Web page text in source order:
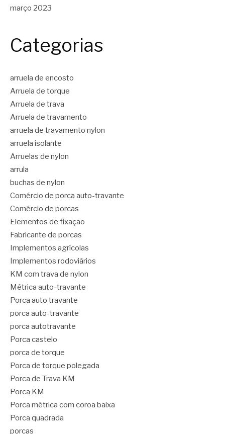
março 2023
Categorias
arruela de encosto
Arruela de torque
Arruela de trava
Arruela de travamento
arruela de travamento nylon
arruela isolante
Arruelas de nylon
arrula
buchas de nylon
Comércio de porca auto-travante
Comércio de porcas
Elementos de fixação
Fabricante de porcas
Implementos agrícolas
Implementos rodoviários
KM com trava de nylon
Métrica auto-travante
Porca auto travante
porca auto-travante
porca autotravante
Porca castelo
porca de torque
Porca de torque polegada
Porca de Trava KM
Porca KM
Porca métrica com coroa baixa
Porca quadrada
porcas